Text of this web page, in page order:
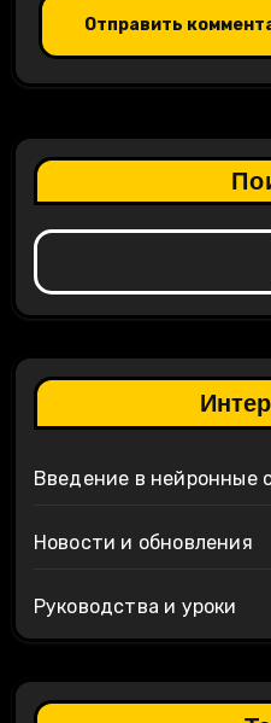
Введение в нейронные
Новости и обновления
Руководства и уроки